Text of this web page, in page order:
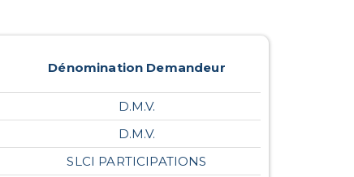
Dénomination Demandeur
D.M.V.
D.M.V.
SLCI PARTICIPATIONS